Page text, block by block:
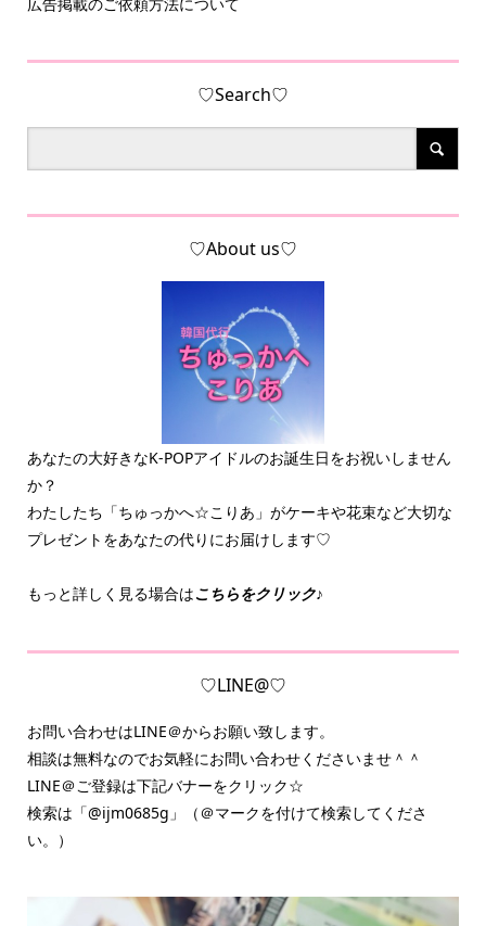
♡Search♡
♡About us♡
あなたの大好きなK-POPアイドルのお誕生日をお祝いしません
か？
わたしたち「ちゅっかへ☆こりあ」がケーキや花束など大切な
プレゼントをあなたの代りにお届けします♡
もっと詳しく見る場合はこちらをクリック♪
♡LINE@♡
お問い合わせはLINE＠からお願い致します。
相談は無料なのでお気軽にお問い合わせくださいませ＾＾
LINE＠ご登録は下記バナーをクリック☆
検索は「@ijm0685g」（＠マークを付けて検索してくださ
い。）